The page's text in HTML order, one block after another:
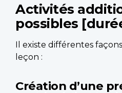
Activités
possibles
Il existe différentes
leçon :
Création d’une